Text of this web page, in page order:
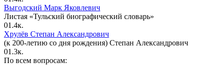
Выгодский Марк Яковлевич
Листая «Тульский биографический словарь»
01.4к.
Хрулёв Степан Александрович
(к 200-летию со дня рождения) Степан Александрович
01.3к.
По всем вопросам: